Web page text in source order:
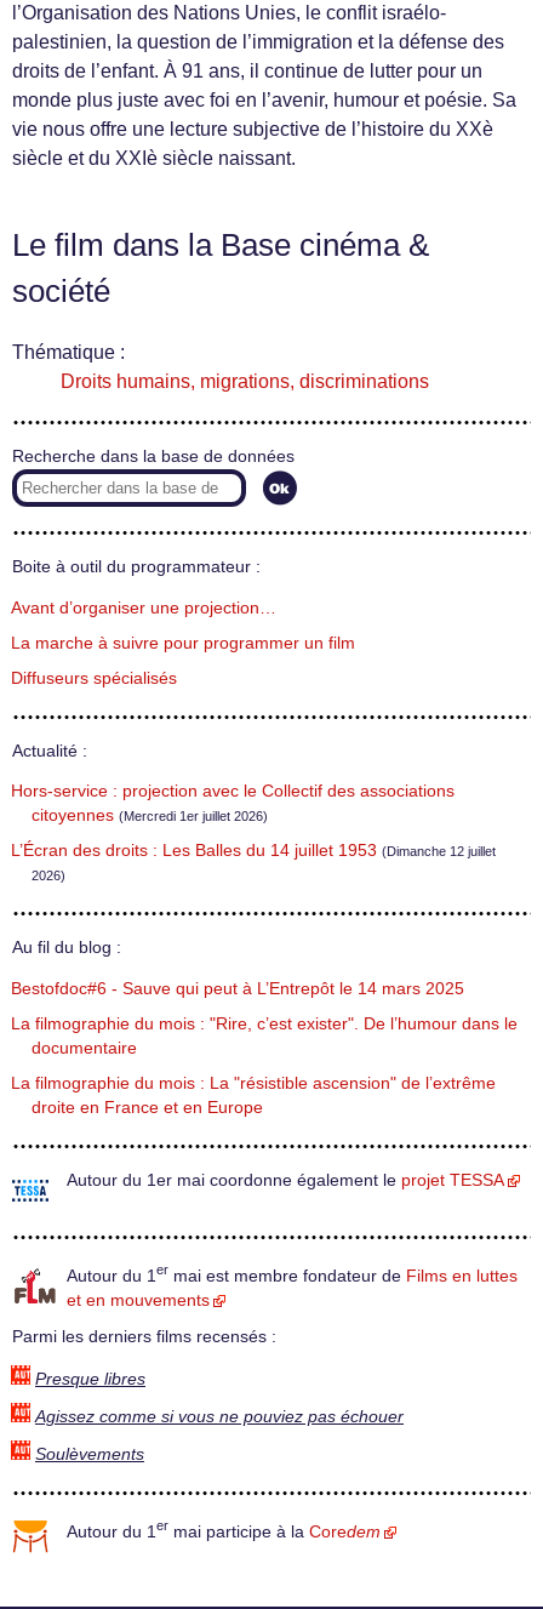
l’Organisation des Nations Unies, le conflit israélo-
palestinien, la question de l’immigration et la défense des
droits de l’enfant. À 91 ans, il continue de lutter pour un
monde plus juste avec foi en l’avenir, humour et poésie. Sa
vie nous offre une lecture subjective de l’histoire du XXè
siècle et du XXIè siècle naissant.
Le film dans la Base cinéma &
société
Thématique :
Droits humains, migrations, discriminations
Recherche dans la base de données
Boite à outil du programmateur :
Avant d’organiser une projection…
La marche à suivre pour programmer un film
Diffuseurs spécialisés
Actualité :
Hors-service : projection avec le Collectif des associations
citoyennes (Mercredi 1er juillet 2026)
L’Écran des droits : Les Balles du 14 juillet 1953 (Dimanche 12 juillet
2026)
Au fil du blog :
Bestofdoc#6 - Sauve qui peut à L’Entrepôt le 14 mars 2025
La filmographie du mois : "Rire, c’est exister". De l’humour dans le
documentaire
La filmographie du mois : La "résistible ascension" de l’extrême
droite en France et en Europe
Autour du 1er mai coordonne également le projet TESSA
Autour du 1 er mai est membre fondateur de Films en luttes
et en mouvements
Parmi les derniers films recensés :
Presque libres
Agissez comme si vous ne pouviez pas échouer
Soulèvements
Autour du 1 er mai participe à la Coredem